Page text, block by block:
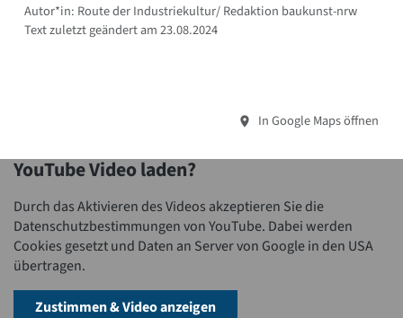
Autor*in: Route der Industriekultur/ Redaktion baukunst-nrw
Text zuletzt geändert am 23.08.2024
In Google Maps öffnen
YouTube Video laden?
Durch das Aktivieren des Videos akzeptieren Sie die
Datenschutzbestimmungen von YouTube. Dabei werden
Cookies gesetzt und Daten an Server von Google in den USA
übertragen.
Zustimmen & Video anzeigen